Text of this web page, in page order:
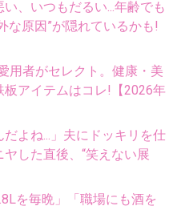
、いつもだるい...年齢でも
な原因”が隠れているかも!
用者がセレクト。健康・美
板アイテムはコレ!【2026年
よね...」夫にドッキリを仕
した直後、“笑えない展
を毎晩」「職場にも酒を